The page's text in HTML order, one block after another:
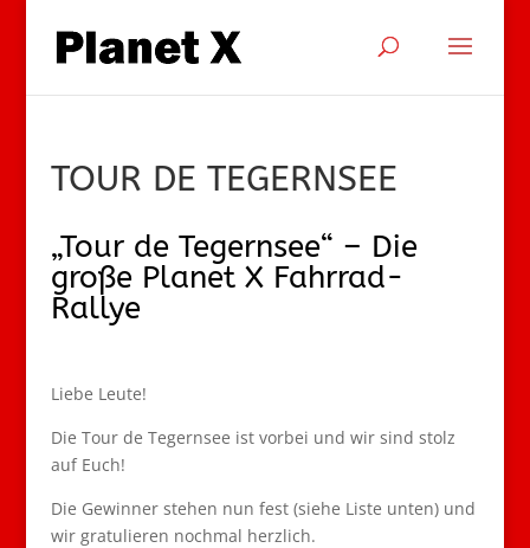
TOUR DE TEGERNSEE
„Tour de Tegernsee“ – Die
große Planet X Fahrrad-
Rallye
Liebe Leute!
Die Tour de Tegernsee ist vorbei und wir sind stolz
auf Euch!
Die Gewinner stehen nun fest (siehe Liste unten) und
wir gratulieren nochmal herzlich.